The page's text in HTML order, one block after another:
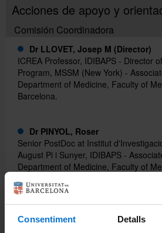
Consentiment Detalls
Movilidad
Directorio
English
Acciones de apoyo y
Comisión Coordinadora
Dr LLOVET, Josep M (Director)
ICREA Professor, IDIBAPS - Director
Program, MSSM (New York) -
Department of Medicine, Faculty of
Barcelona.
Dr PINYOL, Roser
Senior PostDoc at Institut
August Pi i Sunyer, IDIBAPS -
Department of Medicine, Faculty of
Compartir: